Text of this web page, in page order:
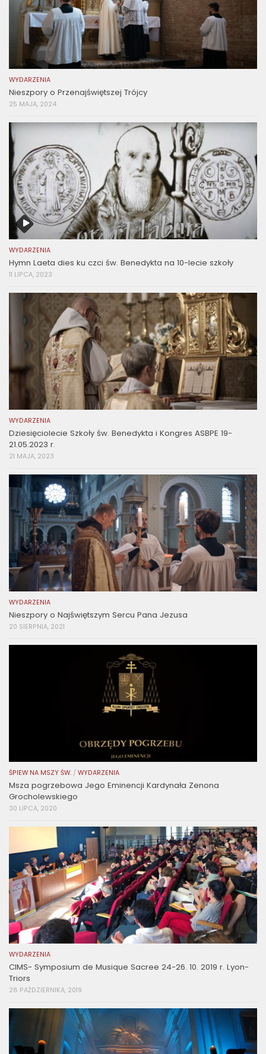
WYDARZENIA
Nieszpory o Przenajświętszej Trójcy
25 MAJA, 2024
WYDARZENIA
Hymn Laeta dies ku czci św. Benedykta na 10-lecie szkoły
11 LIPCA, 2023
WYDARZENIA
Dziesięciolecie Szkoły św. Benedykta i Kongres ASBPE 19-
21.05.2023 r.
21 MAJA, 2023
WYDARZENIA
Nieszpory o Najświętszym Sercu Pana Jezusa
20 SIERPNIA, 2021
ŚPIEW NA MSZY ŚW. / WYDARZENIA
Msza pogrzebowa Jego Eminencji Kardynała Zenona
Grocholewskiego
30 LIPCA, 2020
WYDARZENIA
CIMS- Symposium de Musique Sacree 24-26. 10. 2019 r. Lyon-
Triors
28 PAŹDZIERNIKA, 2019